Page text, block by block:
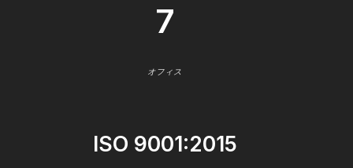
7
オフィス
ISO 9001:2015